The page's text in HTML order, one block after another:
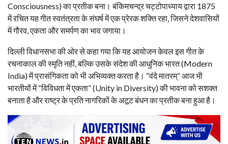
Consciousness) का प्रतीक बना। बंकिमचन्द्र चट्टोपाध्याय द्वारा 1875
में रचित यह गीत स्वतंत्रता के संघर्ष में एक प्रेरक शक्ति रहा, जिसने देशवासियों
में गौरव, एकता और समर्पण का भाव जगाया।
दिल्ली विधानसभा की ओर से कहा गया कि यह आयोजन केवल इस गीत के
रचनाकाल की स्मृति नहीं, बल्कि उसके संदेश की आधुनिक भारत (Modern
India) में प्रासंगिकता को भी अभिव्यक्त करता है। “वंदे मातरम्” आज भी
भारतीयों में “विविधता में एकता” (Unity in Diversity) की भावना को सशक्त
बनाता है और राष्ट्र के प्रति नागरिकों के अटूट बंधन का प्रतीक बना हुआ है।